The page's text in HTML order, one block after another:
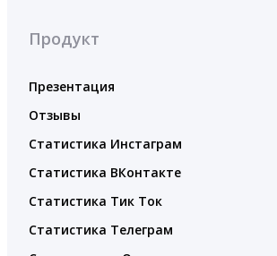
Продукт
Презентация
Отзывы
Статистика Инстаграм
Статистика ВКонтакте
Статистика Тик Ток
Статистика Телеграм